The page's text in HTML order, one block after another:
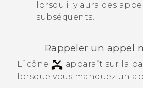
lorsqu'il y aura des
subséquents.
Rappeler un appel
L’icône
apparaît sur la
lorsque vous manquez un